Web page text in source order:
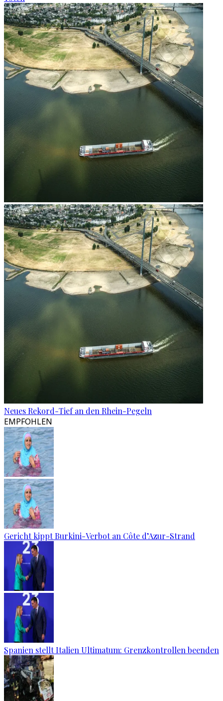
Neues Rekord-Tief an den Rhein-Pegeln
EMPFOHLEN
Gericht kippt Burkini-Verbot an Côte d’Azur-Strand
Spanien stellt Italien Ultimatum: Grenzkontrollen beenden